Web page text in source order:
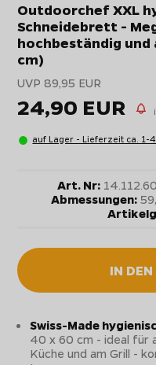
Outdoorchef XXL
Schneidebrett -
hochbeständig
cm)
UVP 89,95 EUR
24,90 EUR
auf Lager - Lieferzeit ca. 1-
Art. Nr:
Abmessungen:
IN
Swiss-Made
40 x 60 cm - ideal für
Küche und am Grill -